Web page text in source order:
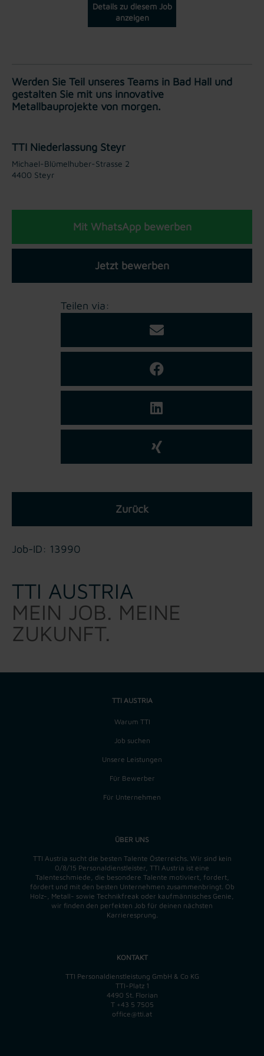
Details zu diesem Job
anzeigen
Werden Sie Teil unseres Teams in Bad Hall und
gestalten Sie mit uns innovative
Metallbauprojekte von morgen.
TTI Niederlassung Steyr
Michael-Blümelhuber-Strasse 2
4400 Steyr
Mit WhatsApp bewerben
Jetzt bewerben
Teilen via:
Zurück
Job-ID: 13990
TTI AUSTRIA
MEIN JOB. MEINE
ZUKUNFT.
TTI AUSTRIA
Warum TTI
Job suchen
Unsere Leistungen
Für Bewerber
Für Unternehmen
ÜBER UNS
TTI Austria sucht die besten Talente Österreichs. Wir sind kein
0/8/15 Personaldienstleister, TTI Austria ist eine
Talenteschmiede, die besondere Talente motiviert, fordert,
fördert und mit den besten Unternehmen zusammenbringt. Ob
Holz-, Metall- sowie Technikfreak oder kaufmännisches Genie,
wir finden den perfekten Job für deinen nächsten
Karrieresprung.
KONTAKT
TTI Personaldienstleistung GmbH & Co KG
TTI-Platz 1
4490 St. Florian
T +43 5 7505
office@tti.at